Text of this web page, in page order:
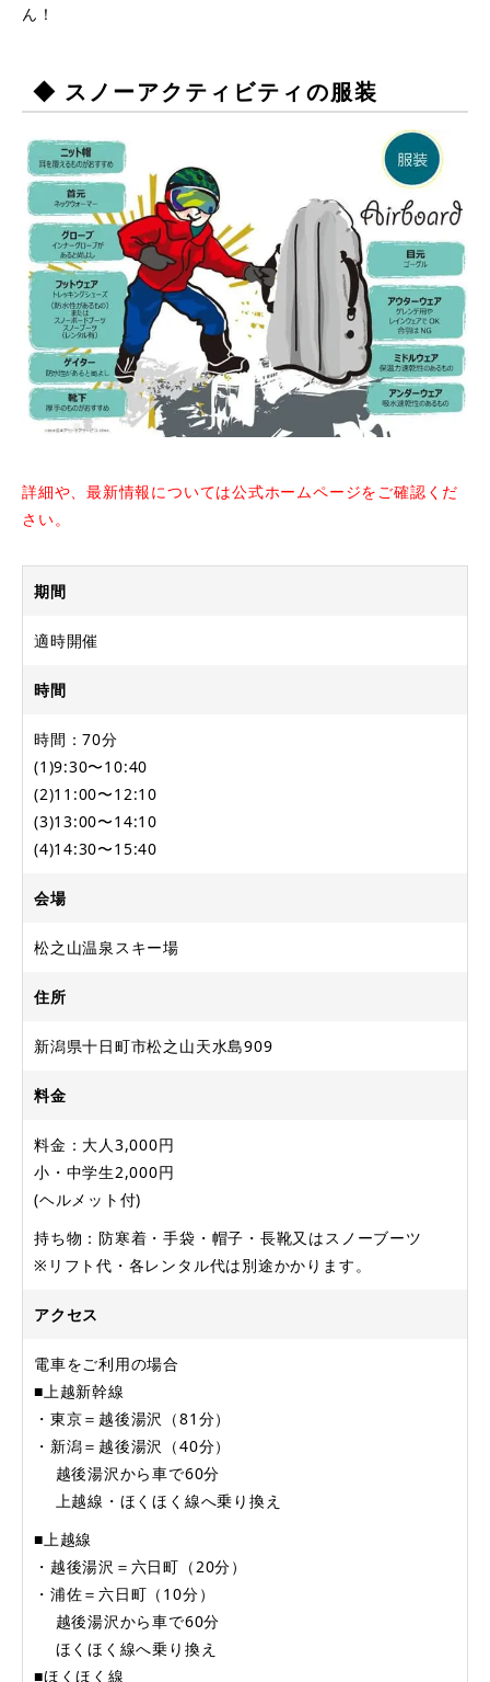
ん！
◆ スノーアクティビティの服装
詳細や、最新情報については公式ホームページをご確認くだ
さい。
期間
適時開催
時間
時間：70分
(1)9:30〜10:40
(2)11:00〜12:10
(3)13:00〜14:10
(4)14:30〜15:40
会場
松之山温泉スキー場
住所
新潟県十日町市松之山天水島909
料金
料金：大人3,000円
小・中学生2,000円
(ヘルメット付)
持ち物：防寒着・手袋・帽子・長靴又はスノーブーツ
※リフト代・各レンタル代は別途かかります。
アクセス
電車をご利用の場合
■上越新幹線
・東京＝越後湯沢（81分）
・新潟＝越後湯沢（40分）
越後湯沢から車で60分
上越線・ほくほく線へ乗り換え
■上越線
・越後湯沢＝六日町（20分）
・浦佐＝六日町（10分）
越後湯沢から車で60分
ほくほく線へ乗り換え
■ほくほく線